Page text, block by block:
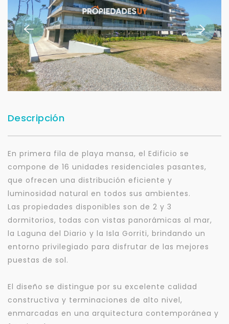
Descripción
En primera fila de playa mansa, el Edificio se
compone de 16 unidades residenciales pasantes,
que ofrecen una distribución eficiente y
luminosidad natural en todos sus ambientes.
Las propiedades disponibles son de 2 y 3
dormitorios, todas con vistas panorámicas al mar,
la Laguna del Diario y la Isla Gorriti, brindando un
entorno privilegiado para disfrutar de las mejores
puestas de sol.
El diseño se distingue por su excelente calidad
constructiva y terminaciones de alto nivel,
enmarcadas en una arquitectura contemporánea y